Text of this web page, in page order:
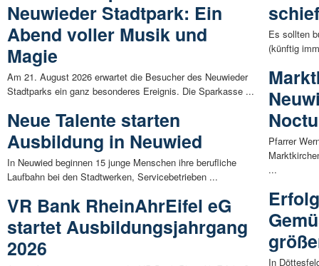
Neuwieder Stadtpark: Ein
Abend voller Musik und
Magie
Am 21. August 2026 erwartet die Besucher des Neuwieder
Stadtparks ein ganz besonderes Ereignis. Die Sparkasse ...
Neue Talente starten
Ausbildung in Neuwied
In Neuwied beginnen 15 junge Menschen ihre berufliche
Laufbahn bei den Stadtwerken, Servicebetrieben ...
VR Bank RheinAhrEifel eG
startet Ausbildungsjahrgang
2026
Es sollten
(künftig
Pfarrer
...
In